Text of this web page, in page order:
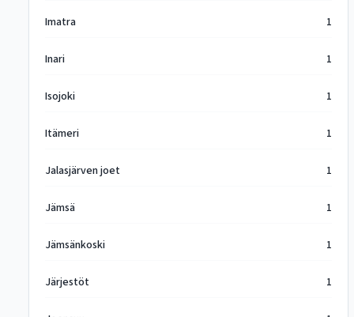
Imatra 1
Inari 1
Isojoki 1
Itämeri 1
Jalasjärven joet 1
Jämsä 1
Jämsänkoski 1
Järjestöt 1